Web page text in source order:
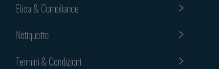
Etica & Compliance
Netiquette
Termini & Condizioni